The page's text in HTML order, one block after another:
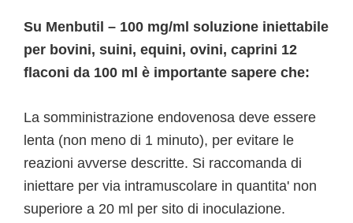
Su Menbutil – 100 mg/ml soluzione iniettabile
per bovini, suini, equini, ovini, caprini 12
flaconi da 100 ml è importante sapere che:
La somministrazione endovenosa deve essere
lenta (non meno di 1 minuto), per evitare le
reazioni avverse descritte. Si raccomanda di
iniettare per via intramuscolare in quantita' non
superiore a 20 ml per sito di inoculazione.